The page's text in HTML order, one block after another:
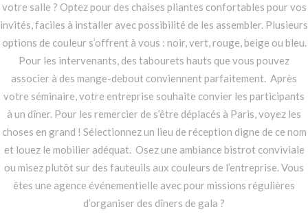
votre salle ? Optez pour des chaises pliantes confortables pour vos
invités, faciles à installer avec possibilité de les assembler. Plusieurs
options de couleur s’offrent à vous : noir, vert, rouge, beige ou bleu.
Pour les intervenants, des tabourets hauts que vous pouvez
associer à des mange-debout conviennent parfaitement. Après
votre séminaire, votre entreprise souhaite convier les participants
à un dîner. Pour les remercier de s’être déplacés à Paris, voyez les
choses en grand ! Sélectionnez un lieu de réception digne de ce nom
et louez le mobilier adéquat. Osez une ambiance bistrot conviviale
ou misez plutôt sur des fauteuils aux couleurs de l’entreprise. Vous
êtes une agence événementielle avec pour missions régulières
d’organiser des dîners de gala ?